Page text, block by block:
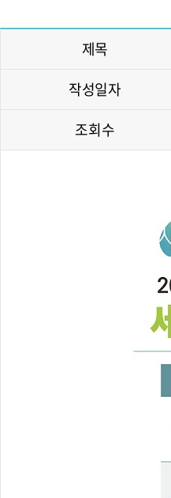
제목
작성일자
조회수